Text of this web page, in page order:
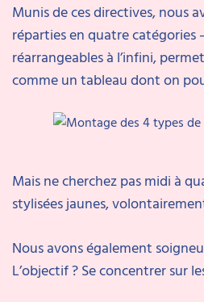
Munis de ces directives, nous
réparties en quatre catégories
réarrangeables à l’infini,
comme un tableau dont on
Mais ne cherchez pas midi à
stylisées jaunes,
Nous avons également
L’objectif ? Se concentrer sur